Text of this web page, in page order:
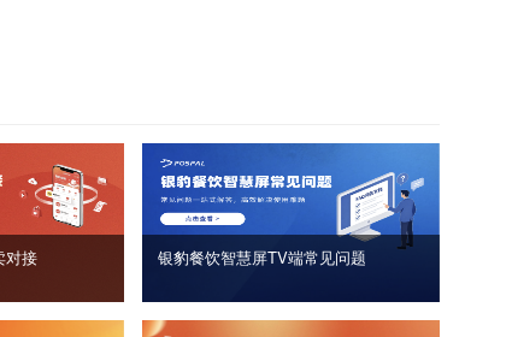
对接 银豹餐饮智慧屏TV端常见问题